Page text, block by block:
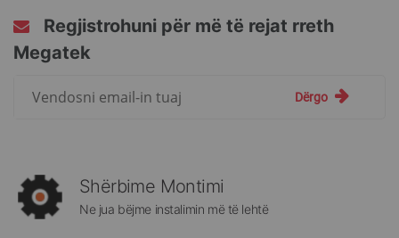
Regjistrohuni për më të rejat rreth
Megatek
rreth
Megatek:
Dërgo
Shërbime Montimi
Ne jua bëjme instalimin më të lehtë